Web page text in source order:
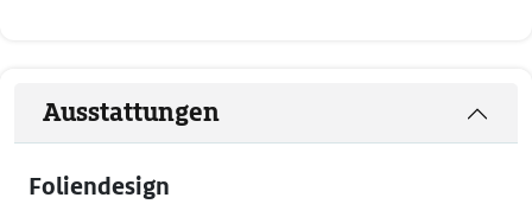
Ausstattungen
Foliendesign